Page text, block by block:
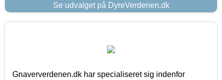
Se udvalget på DyreVerdenen.dk
Gnaververdenen.dk har specialiseret sig indenfor